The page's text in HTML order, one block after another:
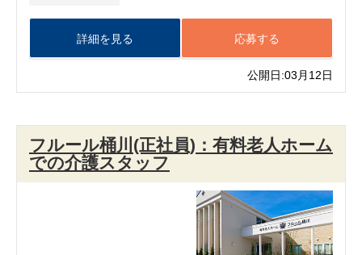
応募する
詳細を見る
公開日:03月12日
フルール桶川(正社員)：有料老人ホーム
での介護スタッフ